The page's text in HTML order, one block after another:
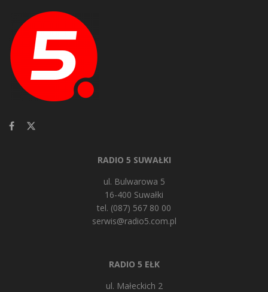
RADIO 5 SUWAŁKI
ul. Bulwarowa 5
16-400 Suwałki
tel. (087) 567 80 00
serwis@radio5.com.pl
RADIO 5 EŁK
ul. Małeckich 2